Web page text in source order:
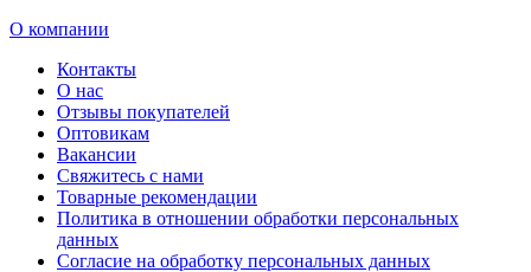
О компании
Контакты
О нас
Отзывы покупателей
Оптовикам
Вакансии
Свяжитесь с нами
Товарные рекомендации
Политика в отношении обработки персональных
данных
Согласие на обработку персональных данных